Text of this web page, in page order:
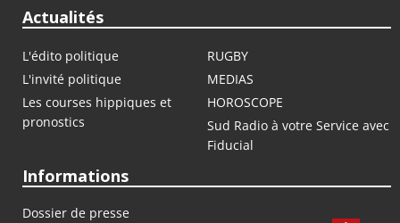
Actualités
L'édito politique
RUGBY
L'invité politique
MEDIAS
Les courses hippiques et
pronostics
HOROSCOPE
Sud Radio à votre Service avec
Fiducial
Informations
Dossier de presse